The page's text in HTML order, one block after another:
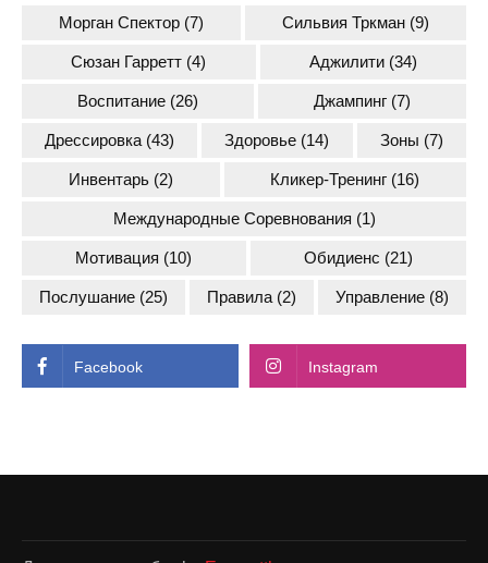
Морган Спектор (7) Сильвия Тркман (9)
Сюзан Гарретт (4) Аджилити(34)
Воспитание (26) Джампинг (7)
Дрессировка (43) Здоровье (14) Зоны (7)
Инвентарь(2) Кликер-Тренинг (16)
Международные Соревнования (1)
Мотивация (10) Обидиенс (21)
Послушание (25) Правила (2) Управление (8)
Facebook Instagram